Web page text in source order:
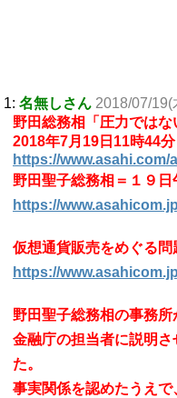
1: 名無しさん 2018/07/19(
野田総務相「圧力では
2018年7月19日11時44
https://www.asahi.com/
野田聖子総務相＝１９日
https://
仮想通貨販売をめぐる問
https://
野田聖子総務相の事務
金融庁の担当者に説明
た。
事実関係を認めたうえ